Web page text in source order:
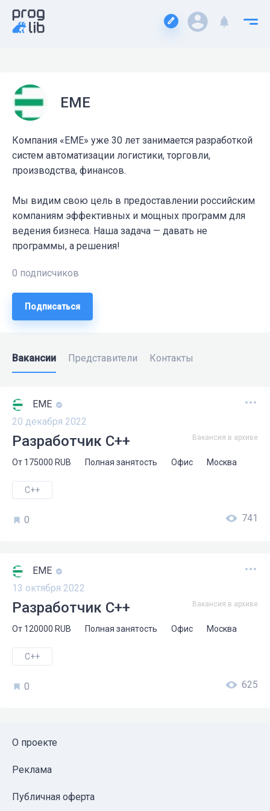
ЕМЕ
Компания «ЕМЕ» уже 30 лет занимается разработкой
систем автоматизации логистики, торговли,
производства, финансов.
Мы видим свою цель в предоставлении российским
компаниям эффективных и мощных программ для
ведения бизнеса. Наша задача — давать не
программы, а решения!
0 подписчиков
Подписаться
Вакансии Представители Контакты
ЕМЕ
20 декабря 2022
Разработчик C++ Вакансия в архиве
От 175000 RUB Полная занятость Офис Москва
C++
0 741
ЕМЕ
13 октября 2022
Разработчик C++ Вакансия в архиве
От 120000 RUB Полная занятость Офис Москва
C++
0 625
О проекте
Реклама
Публичная оферта